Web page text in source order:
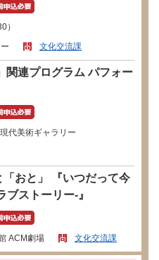
）
文化交流課
関連プログラム パフォー
代美術ギャラリー
おと」 『いつだって今
ストーリー-』
ACM劇場 文化交流課